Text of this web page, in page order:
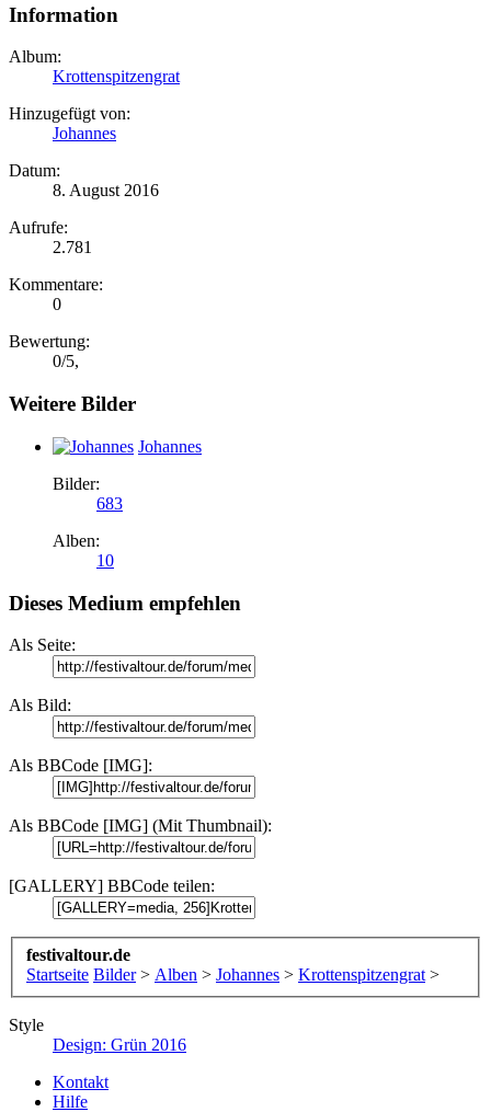
Information
Album:
Krottenspitzengrat
Hinzugefügt von:
Johannes
Datum:
8. August 2016
Aufrufe:
2.781
Kommentare:
0
Bewertung:
0/5,
Weitere Bilder
Johannes
Bilder:
683
Alben:
10
Dieses Medium empfehlen
Als Seite:
Als Bild:
Als BBCode [IMG]:
Als BBCode [IMG] (Mit Thumbnail):
[GALLERY] BBCode teilen:
festivaltour.de
Startseite Bilder > Alben > Johannes > Krottenspitzengrat >
Style
Design: Grün 2016
Kontakt
Hilfe